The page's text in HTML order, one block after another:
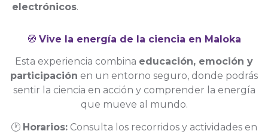
electrónicos.
🧭 Vive la energía de la ciencia en Maloka
Esta experiencia combina educación, emoción y
participación en un entorno seguro, donde podrás
sentir la ciencia en acción y comprender la energía
que mueve al mundo.
🕐 Horarios: Consulta los recorridos y actividades en